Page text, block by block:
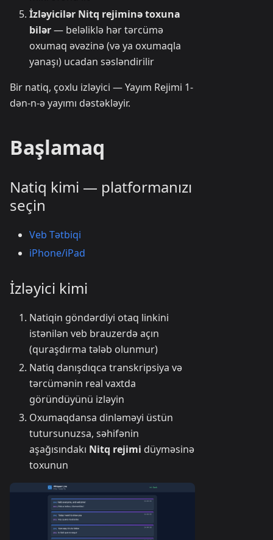
İzləyicilər Nitq rejiminə toxuna
bilər— beləliklə hər tərcümə
oxumaq əvəzinə (və ya oxumaqla
yanaşı) ucadan səsləndirilir
Bir natiq, çoxlu izləyici — Yayım Rejimi 1-
dən-n-ə yayımı dəstəkləyir.
Başlamaq
Natiq kimi — platformanızı
seçin
Veb Tətbiqi
iPhone/iPad
İzləyici kimi
Natiqin göndərdiyi otaq linkini
istənilən veb brauzerdə açın
(quraşdırma tələb olunmur)
Natiq danışdıqca transkripsiya və
tərcümənin real vaxtda
göründüyünü izləyin
Oxumaqdansa dinləməyi üstün
tutursunuzsa, səhifənin
aşağısındakı Nitq rejimi düyməsinə
toxunun